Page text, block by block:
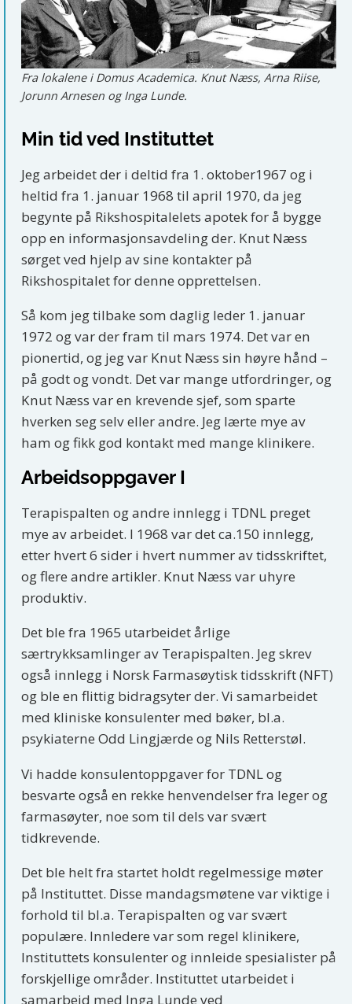
Fra lokalene i Domus Academica. Knut Næss, Arna Riise,
Jorunn Arnesen og Inga Lunde.
Min tid ved Instituttet
Jeg arbeidet der i deltid fra 1. oktober1967 og i
heltid fra 1. januar 1968 til april 1970, da jeg
begynte på Rikshospitalelets apotek for å bygge
opp en informasjonsavdeling der. Knut Næss
sørget ved hjelp av sine kontakter på
Rikshospitalet for denne opprettelsen.
Så kom jeg tilbake som daglig leder 1. januar
1972 og var der fram til mars 1974. Det var en
pionertid, og jeg var Knut Næss sin høyre hånd –
på godt og vondt. Det var mange utfordringer, og
Knut Næss var en krevende sjef, som sparte
hverken seg selv eller andre. Jeg lærte mye av
ham og fikk god kontakt med mange klinikere.
Arbeidsoppgaver I
Terapispalten og andre innlegg i TDNL preget
mye av arbeidet. I 1968 var det ca.150 innlegg,
etter hvert 6 sider i hvert nummer av tidsskriftet,
og flere andre artikler. Knut Næss var uhyre
produktiv.
Det ble fra 1965 utarbeidet årlige
særtrykksamlinger av Terapispalten. Jeg skrev
også innlegg i Norsk Farmasøytisk tidsskrift (NFT)
og ble en flittig bidragsyter der. Vi samarbeidet
med kliniske konsulenter med bøker, bl.a.
psykiaterne Odd Lingjærde og Nils Retterstøl.
Vi hadde konsulentoppgaver for TDNL og
besvarte også en rekke henvendelser fra leger og
farmasøyter, noe som til dels var svært
tidkrevende.
Det ble helt fra startet holdt regelmessige møter
på Instituttet. Disse mandagsmøtene var viktige i
forhold til bl.a. Terapispalten og var svært
populære. Innledere var som regel klinikere,
Instituttets konsulenter og innleide spesialister på
forskjellige områder. Instituttet utarbeidet i
samarbeid med Inga Lunde ved